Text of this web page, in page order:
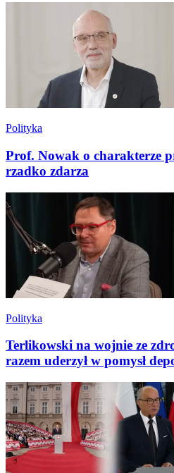
Polityka
Prof. Nowak o charakterze
rzadko zdarza
Polityka
Terlikowski na wojnie ze
razem uderzył w pomysł